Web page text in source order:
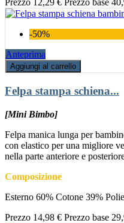
Prezzo 12,29 € Prezzo base
-50%
Anteprima
Aggiungi al carrello
Felpa stampa schiena...
[Mini Bimbo]
Felpa manica lunga per
con elastico per una migliore
nella parte anteriore e
Composizione
Esterno 60% Cotone 39%
Prezzo 14,98 € Prezzo base